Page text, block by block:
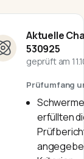
Aktuelle
530925
geprüft am
Prüfumfang
erfüllten